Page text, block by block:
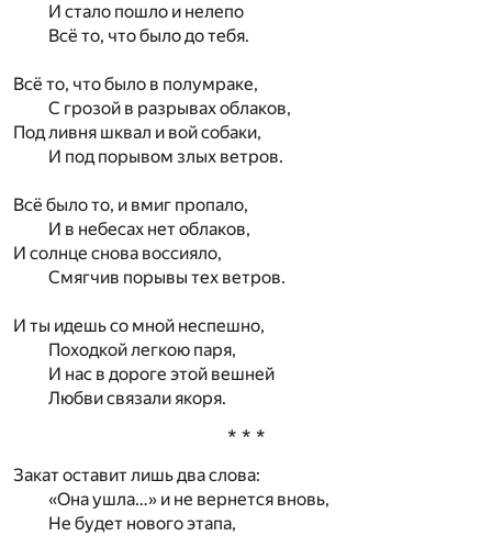
И стало пошло и нелепо
Всё то, что было до тебя.
Всё то, что было в полумраке,
С грозой в разрывах облаков,
Под ливня шквал и вой собаки,
И под порывом злых ветров.
Всё было то, и вмиг пропало,
И в небесах нет облаков,
И солнце снова воссияло,
Смягчив порывы тех ветров.
И ты идешь со мной неспешно,
Походкой легкою паря,
И нас в дороге этой вешней
Любви связали якоря.
* * *
Закат оставит лишь два слова:
«Она ушла…» и не вернется вновь,
Не будет нового этапа,